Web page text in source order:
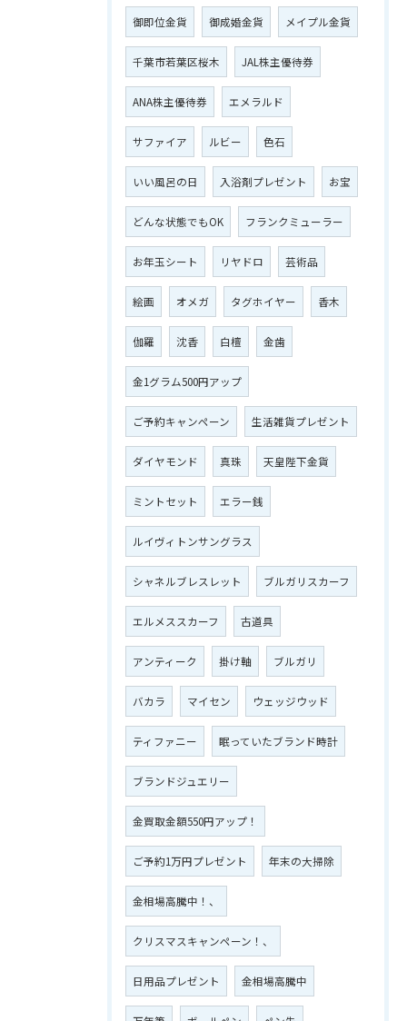
御即位金貨 御成婚金貨 メイプル金貨
千葉市若葉区桜木 JAL株主優待券
ANA株主優待券 エメラルド
サファイア ルビー 色石
いい風呂の日 入浴剤プレゼント お宝
どんな状態でもOK フランクミューラー
お年玉シート リヤドロ 芸術品
絵画 オメガ タグホイヤー 香木
伽羅 沈香 白檀 金歯
金1グラム500円アップ
ご予約キャンペーン 生活雑貨プレゼント
ダイヤモンド 真珠 天皇陛下金貨
ミントセット エラー銭
ルイヴィトンサングラス
シャネルブレスレット ブルガリスカーフ
エルメススカーフ 古道具
アンティーク 掛け軸 ブルガリ
バカラ マイセン ウェッジウッド
ティファニー 眠っていたブランド時計
ブランドジュエリー
金買取金額550円アップ！
ご予約1万円プレゼント 年末の大掃除
金相場高騰中！、
クリスマスキャンペーン！、
日用品プレゼント 金相場高騰中